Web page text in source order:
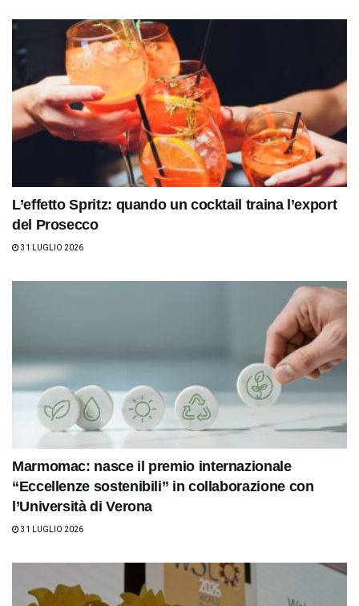
L’effetto Spritz: quando un cocktail traina l’export
del Prosecco
31 LUGLIO 2026
Marmomac: nasce il premio internazionale
“Eccellenze sostenibili” in collaborazione con
l’Università di Verona
31 LUGLIO 2026